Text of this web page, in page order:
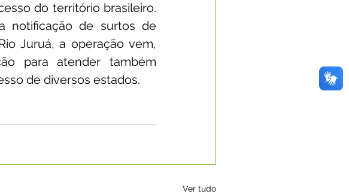
do território brasileiro.
notificação de surtos de
Juruá, a operação vem,
para atender também
de diversos estados.
Ver tudo